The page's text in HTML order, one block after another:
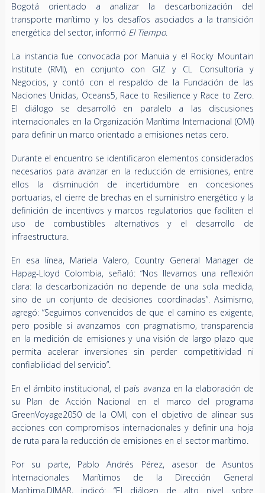
Bogotá orientado a analizar la descarbonización del
transporte marítimo y los desafíos asociados a la transición
energética del sector, informó El Tiempo.
La instancia fue convocada por Manuia y el Rocky Mountain
Institute (RMI), en conjunto con GIZ y CL Consultoría y
Negocios, y contó con el respaldo de la Fundación de las
Naciones Unidas, Oceans5, Race to Resilience y Race to Zero.
El diálogo se desarrolló en paralelo a las discusiones
internacionales en la Organización Marítima Internacional (OMI)
para definir un marco orientado a emisiones netas cero.
Durante el encuentro se identificaron elementos considerados
necesarios para avanzar en la reducción de emisiones, entre
ellos la disminución de incertidumbre en concesiones
portuarias, el cierre de brechas en el suministro energético y la
definición de incentivos y marcos regulatorios que faciliten el
uso de combustibles alternativos y el desarrollo de
infraestructura.
En esa línea, Mariela Valero, Country General Manager de
Hapag-Lloyd Colombia, señaló: “Nos llevamos una reflexión
clara: la descarbonización no depende de una sola medida,
sino de un conjunto de decisiones coordinadas”. Asimismo,
agregó: “Seguimos convencidos de que el camino es exigente,
pero posible si avanzamos con pragmatismo, transparencia
en la medición de emisiones y una visión de largo plazo que
permita acelerar inversiones sin perder competitividad ni
confiabilidad del servicio”.
En el ámbito institucional, el país avanza en la elaboración de
su Plan de Acción Nacional en el marco del programa
GreenVoyage2050 de la OMI, con el objetivo de alinear sus
acciones con compromisos internacionales y definir una hoja
de ruta para la reducción de emisiones en el sector marítimo.
Por su parte, Pablo Andrés Pérez, asesor de Asuntos
Internacionales Marítimos de la Dirección General
Marítima,DIMAR, indicó: “El diálogo de alto nivel sobre